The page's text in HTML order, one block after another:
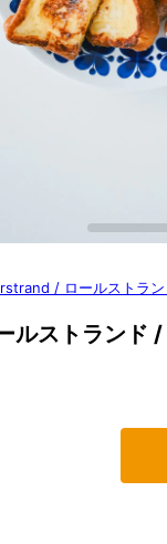
/ ロールストラ
ルストランド